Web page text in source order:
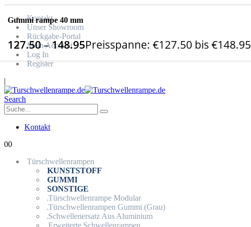
Kontakt
Unser Showroom
Rückgabe-Portal
Mein Account
Log In
Register
|
Search
Kontakt
00
Türschwellenrampen
KUNSTSTOFF
GUMMI
SONSTIGE
Türschwellenrampe Modular
Türschwellenrampen Gummi (Grau)
Schwellenersatz Aus Aluminium
Erweiterte Schwellenrampen
Gummi rampe 40 mm
127.50–148.95Preisspanne: €127.50 bis €148.95